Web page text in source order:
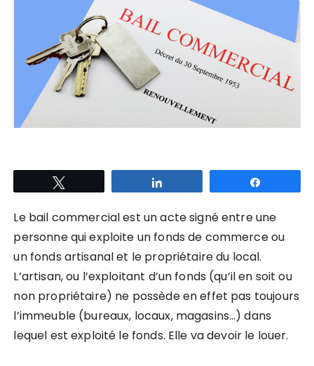
Le bail commercial est un acte signé entre une
personne qui exploite un fonds de commerce ou
un fonds artisanal et le propriétaire du local.
L’artisan, ou l’exploitant d’un fonds (qu’il en soit ou
non propriétaire) ne possède en effet pas toujours
l’immeuble (bureaux, locaux, magasins…) dans
lequel est exploité le fonds. Elle va devoir le louer.